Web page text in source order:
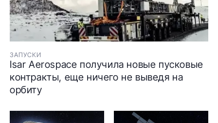
ЗАПУСКИ
Isar Aerospace получила новые пусковые
контракты, еще ничего не выведя на
орбиту